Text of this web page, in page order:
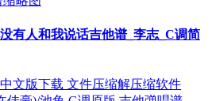
有人和我说话吉他谱_李志_C调简
中文版下载 文件压缩解压缩软件